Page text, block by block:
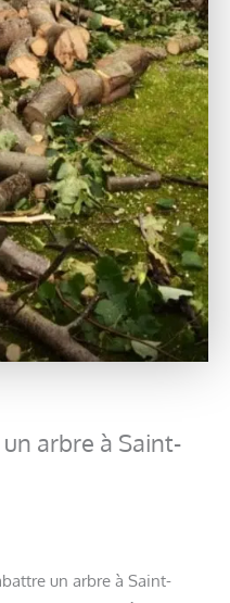
arbre à Saint-
un arbre à Saint-